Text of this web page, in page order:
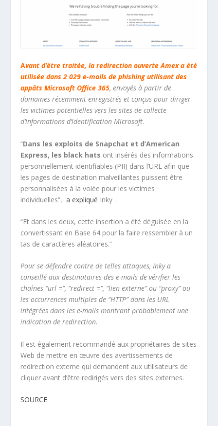
Avant d’être traitée, la redirection ouverte Amex a été
utilisée dans 2 029 e-mails de phishing utilisant des
appâts Microsoft Office 365, envoyés à partir de
domaines récemment enregistrés et conçus pour diriger
les victimes potentielles vers les sites de collecte
d’informations d’identification Microsoft.
“Dans les exploits de Snapchat et d’American
Express, les black hats ont insérés des informations
personnellement identifiables (PII) dans l’URL afin que
les pages de destination malveillantes puissent être
personnalisées à la volée pour les victimes
individuelles”,a expliqué Inky .
“Et dans les deux, cette insertion a été déguisée en la
convertissant en Base 64 pour la faire ressembler à un
tas de caractères aléatoires.”
Pour se défendre contre de telles attaques, Inky a
conseillé aux destinataires des e-mails de vérifier les
chaînes “url =”, “redirect =”, “lien externe” ou “proxy” ou
les occurrences multiples de “HTTP” dans les URL
intégrées dans les e-mails montrant probablement une
indication de redirection.
Il est également recommandé aux propriétaires de sites
Web de mettre en œuvre des avertissements de
redirection externe qui demandent aux utilisateurs de
cliquer avant d’être redirigés vers des sites externes.
SOURCE